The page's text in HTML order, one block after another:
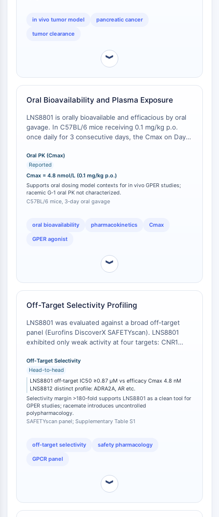
スカベンジャー受容体クラスBタイプI
Tim3
LAG-3
CD28
TREM受容体
P-セレクチン
CD38
IKZFファミリー
BCL6
マクロファージ遊走阻止因子MIF
環状GMP-AMP合成酵素
FLAP
ガレクチン
MHC
活性化T細胞核内因子NFAT
FAP
CD73
SphK
アルギナーゼ
AP-1
PSMA
膜貫通型糖タンパク質
PGE合成酵素
PD-1/PD-L1
in vivo tumor model pancreatic cancer
tumor clearance
︾
Oral Bioavailability and Plasma Exposure
LNS8801 is orally bioavailable and efficacious by oral
gavage. In C57BL/6 mice receiving 0.1 mg/kg p.o.
once daily for 3 consecutive days, the Cmax on Day 3
concentration of 4.8 nmol/L [
saturates at this low dose (0.1 mg/kg; Fig. 2E–F). In
contrast, the racemic mixture G‑1 has predominantly
been administered subcutaneously or
intraperitoneally in published studies with no
established oral PK profile.
Oral PK (Cmax)
Reported
Cmax = 4.8 nmol/L (0.1 mg/kg p.o.)
Supports oral dosing model contexts for in vivo GPER studies;
racemic G‑1 oral PK not characterized.
C57BL/6 mice, 3‑day oral gavage
oral bioavailability pharmacokinetics Cmax
GPER agonist
︾
Off-Target Selectivity Profiling
LNS8801 was evaluated against a broad off‑target
panel (Eurofins DiscoverX SAFETYscan). LNS8801
exhibited only weak activity at four targets: CNR1
(IC₅₀ 3.5 μmol/L), and OPRD1 (EC₅₀ 0.87 μmol/L) [
All off‑target IC₅₀/EC₅₀ values exceed the peak
plasma concentration required for in vivo efficacy (4.8
nmol/L) by 180‑ to >1700‑fold. The inactive
enantiomer LNS8812 showed a distinct off‑target
profile (ADRA2A IC₅₀ 2 μmol/L, CNR1 IC₅₀ 3 μmol/L,
HTR1A IC₅₀ 2 μmol/L, AR IC₅₀ 4.8 μmol/L), confirming
Off‑Target Selectivity
Head-to-head
LNS8801 off‑target IC50 ≥0.87 μM vs efficacy Cmax 4.8 nM
LNS8812 distinct profile: ADRA2A, AR etc.
Selectivity margin >180‑fold supports LNS8801 as a clean tool for
GPER studies; racemate introduces uncontrolled
polypharmacology.
SAFETYscan panel; Supplementary Table S1
off‑target selectivity safety pharmacology
GPCR panel
︾